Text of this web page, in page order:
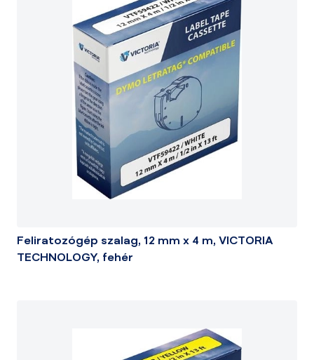
Feliratozógép szalag, 12 mm x 4 m, VICTORIA
TECHNOLOGY, fehér